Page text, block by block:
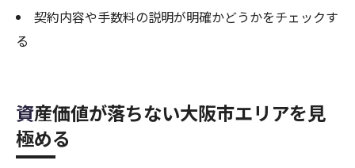
契約内容や手数料の説明が明確かどうかをチェックす
る
資産価値が落ちない大阪市エリアを見
極める